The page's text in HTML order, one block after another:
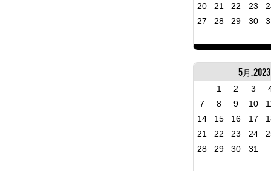
20
21 22 23
27
28 29 30
5月, 2023
1 2 3
7
8 9 10
14
15 16 17
21
22 23 24
28
29 30 31